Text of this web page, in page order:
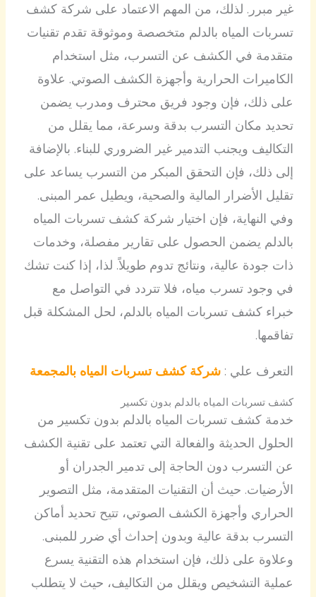
غير مبرر. لذلك، من المهم الاعتماد على شركة كشف
تسربات المياه بالدلم متخصصة وموثوقة تقدم تقنيات
متقدمة في الكشف عن التسرب، مثل استخدام
الكاميرات الحرارية وأجهزة الكشف الصوتي. علاوة
على ذلك، فإن وجود فريق محترف ومدرب يضمن
تحديد مكان التسرب بدقة وسرعة، مما يقلل من
التكاليف ويجنب التدمير غير الضروري للبناء. بالإضافة
إلى ذلك، فإن التحقق المبكر من التسرب يساعد على
تقليل الأضرار المالية والصحية، ويطيل عمر المبنى.
وفي النهاية، فإن اختيار شركة كشف تسربات المياه
بالدلم يضمن الحصول على تقارير مفصلة، وخدمات
ذات جودة عالية، ونتائج تدوم طويلاً. لذا، إذا كنت تشك
في وجود تسرب مياه، فلا تتردد في التواصل مع
خبراء كشف تسربات المياه بالدلم، لحل المشكلة قبل
تفاقمها.
التعرف علي :شركة كشف تسربات المياه بالمجمعة
كشف تسربات المياه بالدلم بدون تكسير
خدمة كشف تسربات المياه بالدلم بدون تكسير من
الحلول الحديثة والفعالة التي تعتمد على تقنية الكشف
عن التسرب دون الحاجة إلى تدمير الجدران أو
الأرضيات. حيث أن التقنيات المتقدمة، مثل التصوير
الحراري وأجهزة الكشف الصوتي، تتيح تحديد أماكن
التسرب بدقة عالية وبدون إحداث أي ضرر للمبنى.
وعلاوة على ذلك، فإن استخدام هذه التقنية يسرع
عملية التشخيص ويقلل من التكاليف، حيث لا يتطلب